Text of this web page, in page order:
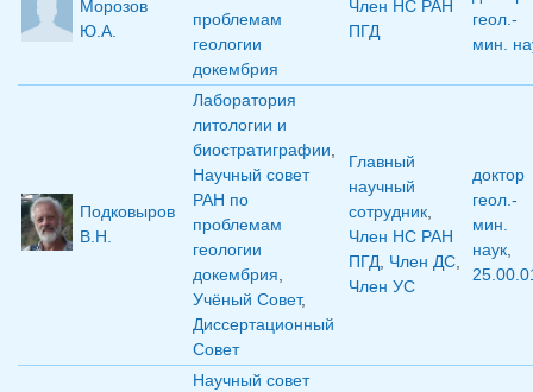
Морозов
Ю.А.
проблемам
геологии
докембрия
Член НС РАН
ПГД
геол.-
мин.
Подковыров
В.Н.
Лаборатория
литологии и
биостратиграфии,
Научный совет
РАН по
проблемам
геологии
докембрия,
Учёный Совет,
Диссертационный
Совет
Главный
научный
сотрудник,
Член НС РАН
ПГД, Член ДС,
Член УС
доктор
геол.-
мин.
наук,
Научный совет